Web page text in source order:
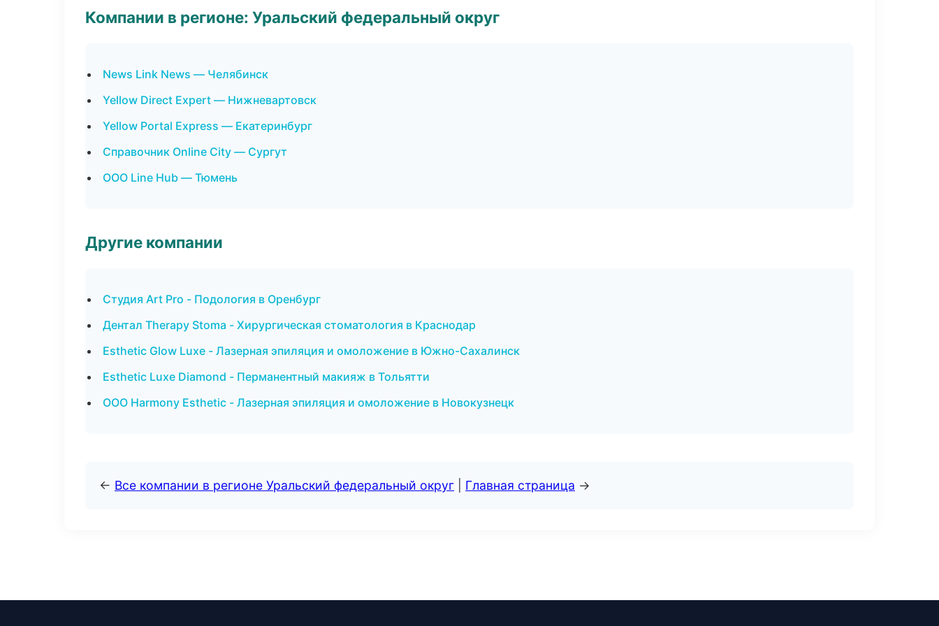
Компании в регионе: Уральский федеральный округ
News Link News — Челябинск
Yellow Direct Expert — Нижневартовск
Yellow Portal Express — Екатеринбург
Справочник Online City — Сургут
ООО Line Hub — Тюмень
Другие компании
Студия Art Pro - Подология в Оренбург
Дентал Therapy Stoma - Хирургическая стоматология в Краснодар
Esthetic Glow Luxe - Лазерная эпиляция и омоложение в Южно-Сахалинск
Esthetic Luxe Diamond - Перманентный макияж в Тольятти
ООО Harmony Esthetic - Лазерная эпиляция и омоложение в Новокузнецк
← Все компании в регионе Уральский федеральный округ Главная страница →